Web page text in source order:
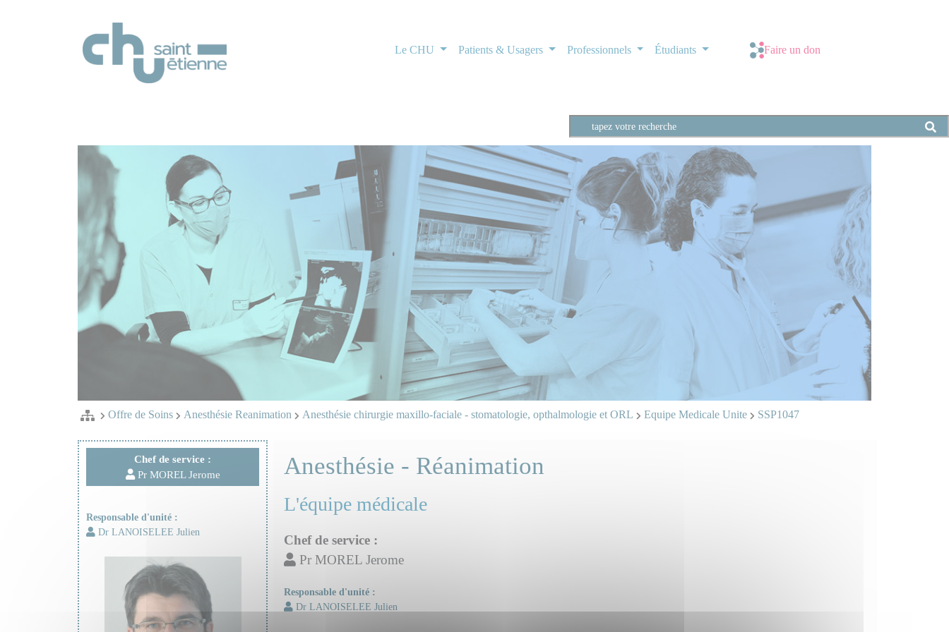
Le CHU Patients & Usagers Professionnels Étudiants Faire un don
Offre de Soins Anesthésie Reanimation Anesthésie chirurgie maxillo-faciale - stomatologie, opthalmologie et ORL Equipe Medicale Unite SSP1047
Chef de service :
Pr MOREL Jerome
Responsable d'unité :
Dr LANOISELEE Julien
Anesthésie - Réanimation
L'équipe médicale
Chef de service :
Pr MOREL Jerome
Responsable d'unité :
Dr LANOISELEE Julien